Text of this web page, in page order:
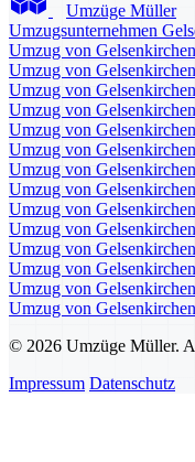
Umzüge Müller
Umzugsunternehmen
Umzug von
Umzug von
Umzug von
Umzug von
Umzug von
Umzug von
Umzug von
Umzug von
Umzug von
Umzug von
Umzug von
Umzug von
Umzug von
Umzug von
© 2026 Umzüge Müller.
Impressum Datenschutz